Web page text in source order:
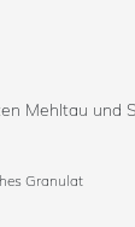
Mehltau und
Granulat